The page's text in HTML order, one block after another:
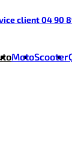
client 04 90
MotoScooter